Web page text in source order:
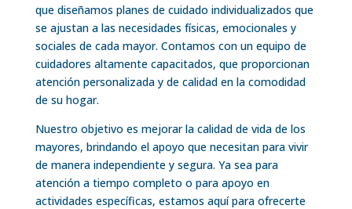
que diseñamos planes de cuidado individualizados que
se ajustan a las necesidades físicas, emocionales y
sociales de cada mayor. Contamos con un equipo de
cuidadores altamente capacitados, que proporcionan
atención personalizada y de calidad en la comodidad
de su hogar.
Nuestro objetivo es mejorar la calidad de vida de los
mayores, brindando el apoyo que necesitan para vivir
de manera independiente y segura. Ya sea para
atención a tiempo completo o para apoyo en
actividades específicas, estamos aquí para ofrecerte